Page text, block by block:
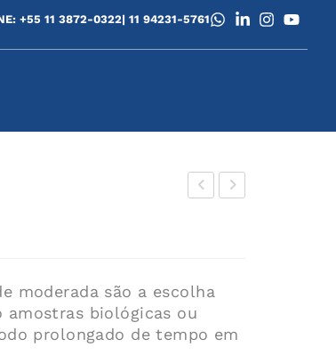
+55 11 3872-0322| 11 94231-5761
SQ
moderada são a escolha
amostras biológicas ou
prolongado de tempo em